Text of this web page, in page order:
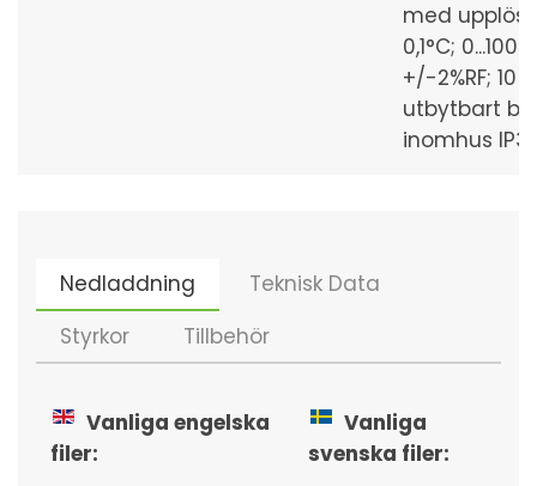
med
0,1°C;
+/-2%RF; 10
utbytbart
inomhus
Nedladdning
Teknisk Data
Styrkor
Tillbehör
Vanliga engelska
filer:
Vanliga
svenska filer: